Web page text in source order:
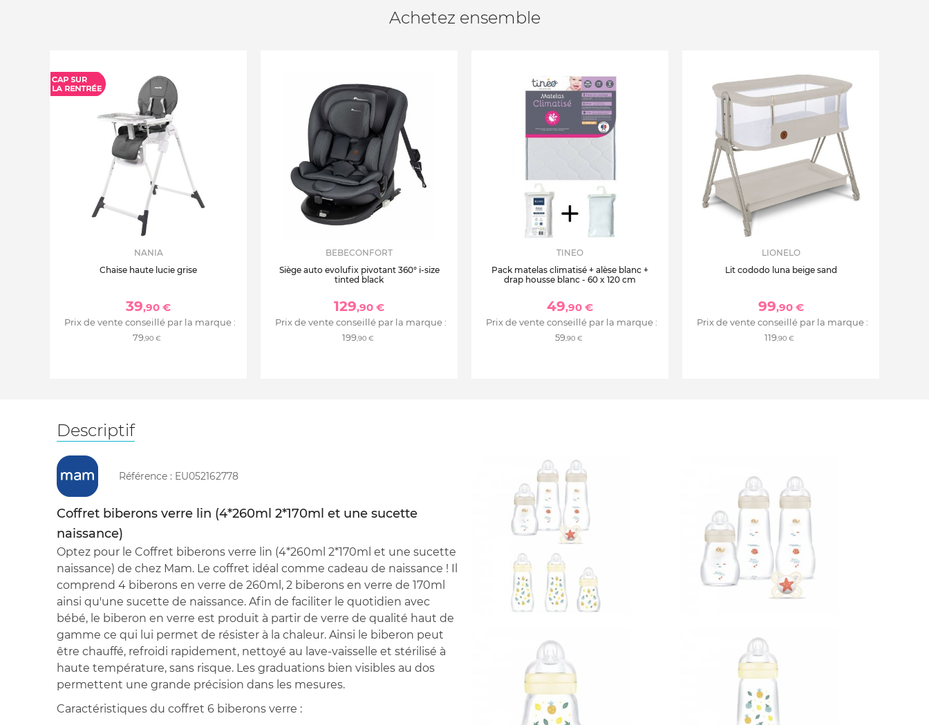
Achetez ensemble
NANIA
Chaise haute lucie grise
39,90 €
Prix de vente conseillé par la marque :
79,90 €
BEBECONFORT
Siège auto evolufix pivotant 360° i-size
tinted black
129,90 €
Prix de vente conseillé par la marque :
199,90 €
TINEO
Pack matelas climatisé + alèse blanc +
drap housse blanc - 60 x 120 cm
49,90 €
Prix de vente conseillé par la marque :
59,90 €
LIONELO
Lit cododo luna beige sand
99,90 €
Prix de vente conseillé par la marque :
119,90 €
Descriptif
Référence : EU052162778
Coffret biberons verre lin (4*260ml 2*170ml et une sucette
naissance)
Optez pour le Coffret biberons verre lin (4*260ml 2*170ml et une sucette
naissance) de chez Mam. Le coffret idéal comme cadeau de naissance ! Il
comprend 4 biberons en verre de 260ml, 2 biberons en verre de 170ml
ainsi qu'une sucette de naissance. Afin de faciliter le quotidien avec
bébé, le biberon en verre est produit à partir de verre de qualité haut de
gamme ce qui lui permet de résister à la chaleur. Ainsi le biberon peut
être chauffé, refroidi rapidement, nettoyé au lave-vaisselle et stérilisé à
haute température, sans risque. Les graduations bien visibles au dos
permettent une grande précision dans les mesures.
Caractéristiques du coffret 6 biberons verre :